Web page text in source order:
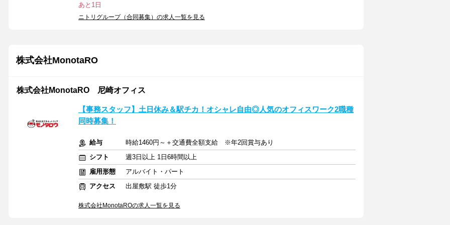
あと1日
ニトリグループ（合同募集）の求人一覧を見る
株式会社MonotaRO
株式会社MonotaRO 尼崎オフィス
【事務スタッフ】土日休み＆駅チカ！オシャレ自由◎人気のオフィスワーク2職種
同時募集！
給与
時給1460円～＋交通費全額支給 ※年2回賞与あり
シフト
週3日以上 1日6時間以上
雇用形態
アルバイト・パート
アクセス
出屋敷駅 徒歩1分
株式会社MonotaROの求人一覧を見る